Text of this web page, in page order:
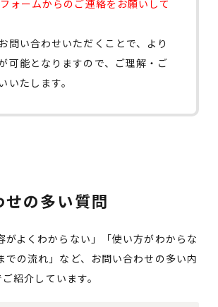
ォームからのご連絡をお願いして
問い合わせいただくことで、 より
可能となりますので、ご理解・ご
いたします。
せの多い質問
がよくわからない」「使い方がわからな
での流れ」など、お問い合わせの多い内
紹介しています。